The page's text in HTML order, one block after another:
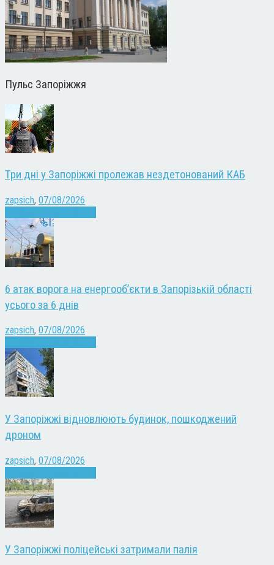
Пульс Запоріжжя
Три дні у Запоріжжі пролежав нездетонований КАБ
zapsich, 07/08/2026
6 атак ворога на енергооб’єкти в Запорізькій області
усього за 6 днів
zapsich, 07/08/2026
У Запоріжжі відновлюють будинок, пошкоджений
дроном
zapsich, 07/08/2026
У Запоріжжі поліцейські затримали палія